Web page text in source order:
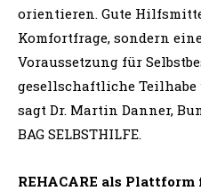
orientieren. Gute
Komfortfrage, sondern
Voraussetzung für
gesellschaftliche
sagt Dr. Martin Danner,
BAG SELBSTHILFE.
REHACARE als